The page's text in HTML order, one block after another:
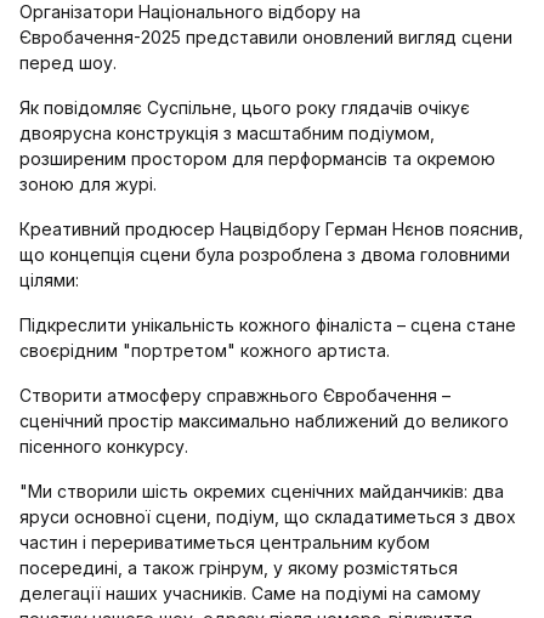
Організатори Національного відбору на
Євробачення-2025 представили оновлений вигляд сцени
перед шоу.
Як повідомляє Суспільне, цього року глядачів очікує
двоярусна конструкція з масштабним подіумом,
розширеним простором для перформансів та окремою
зоною для журі.
Креативний продюсер Нацвідбору Герман Нєнов пояснив,
що концепція сцени була розроблена з двома головними
цілями:
Підкреслити унікальність кожного фіналіста – сцена стане
своєрідним "портретом" кожного артиста.
Створити атмосферу справжнього Євробачення –
сценічний простір максимально наближений до великого
пісенного конкурсу.
"Ми створили шість окремих сценічних майданчиків: два
яруси основної сцени, подіум, що складатиметься з двох
частин і перериватиметься центральним кубом
посередині, а також грінрум, у якому розмістяться
делегації наших учасників. Саме на подіумі на самому